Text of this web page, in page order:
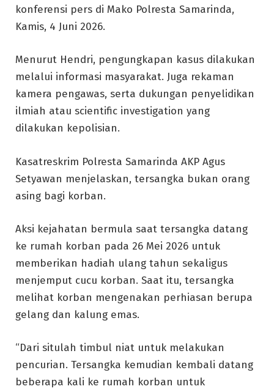
konferensi pers di Mako Polresta Samarinda,
Kamis, 4 Juni 2026.
Menurut Hendri, pengungkapan kasus dilakukan
melalui informasi masyarakat. Juga rekaman
kamera pengawas, serta dukungan penyelidikan
ilmiah atau scientific investigation yang
dilakukan kepolisian.
Kasatreskrim Polresta Samarinda AKP Agus
Setyawan menjelaskan, tersangka bukan orang
asing bagi korban.
Aksi kejahatan bermula saat tersangka datang
ke rumah korban pada 26 Mei 2026 untuk
memberikan hadiah ulang tahun sekaligus
menjemput cucu korban. Saat itu, tersangka
melihat korban mengenakan perhiasan berupa
gelang dan kalung emas.
“Dari situlah timbul niat untuk melakukan
pencurian. Tersangka kemudian kembali datang
beberapa kali ke rumah korban untuk